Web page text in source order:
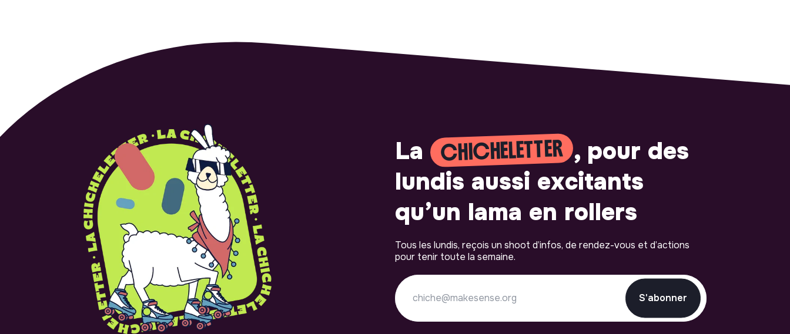
La CHICHELETTER , pour des
lundis aussi excitants
qu’un lama en rollers
Tous les lundis, reçois un shoot d’infos, de rendez-vous et d’actions
pour tenir toute la semaine.
S'abonner